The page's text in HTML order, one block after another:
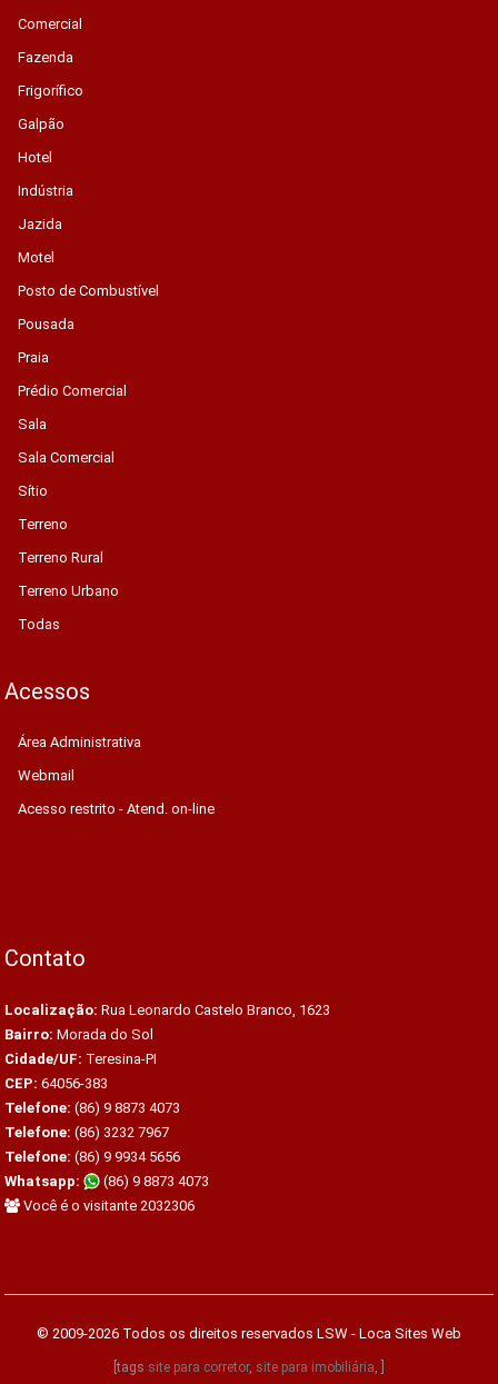
Comercial
Fazenda
Frigorífico
Galpão
Hotel
Indústria
Jazida
Motel
Posto de Combustível
Pousada
Praia
Prédio Comercial
Sala
Sala Comercial
Sítio
Terreno
Terreno Rural
Terreno Urbano
Todas
Acessos
Área Administrativa
Webmail
Acesso restrito - Atend. on-line
Contato
Localização: Rua Leonardo Castelo Branco, 1623
Bairro: Morada do Sol
Cidade/UF: Teresina-PI
CEP: 64056-383
Telefone: (86) 9 8873 4073
Telefone: (86) 3232 7967
Telefone: (86) 9 9934 5656
Whatsapp:
(86) 9 8873 4073
Você é o visitante 2032306
© 2009-2026 Todos os direitos reservados LSW - Loca Sites Web
[tags site para corretor, site para imobiliária